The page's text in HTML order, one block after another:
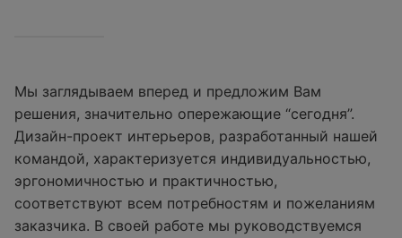
Мы заглядываем вперед и предложим Вам
решения, значительно опережающие “сегодня”.
Дизайн-проект интерьеров, разработанный нашей
командой, характеризуется индивидуальностью,
эргономичностью и практичностью,
соответствуют всем потребностям и пожеланиям
заказчика. В своей работе мы руководствуемся